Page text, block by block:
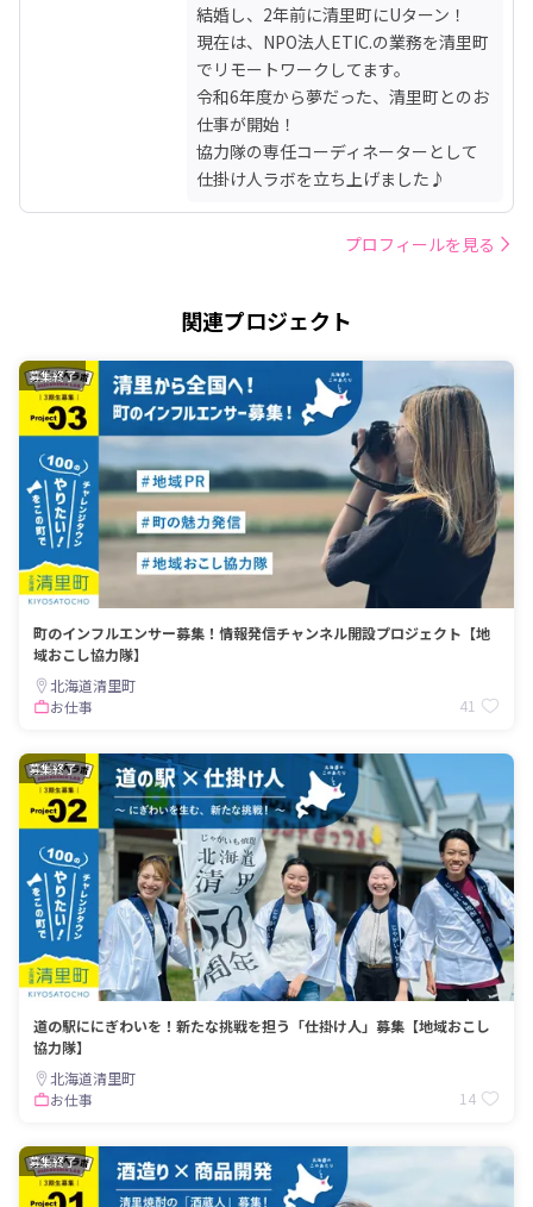
結婚し、2年前に清里町にUターン！
現在は、NPO法人ETIC.の業務を清里町
でリモートワークしてます。
令和6年度から夢だった、清里町とのお
仕事が開始！
協力隊の専任コーディネーターとして
仕掛け人ラボを立ち上げました♪
プロフィールを見る
関連プロジェクト
募集終了
町のインフルエンサー募集！情報発信チャンネル開設プロジェクト【地
域おこし協力隊】
北海道清里町
お仕事
41
募集終了
道の駅ににぎわいを！新たな挑戦を担う「仕掛け人」募集【地域おこし
協力隊】
北海道清里町
お仕事
14
募集終了